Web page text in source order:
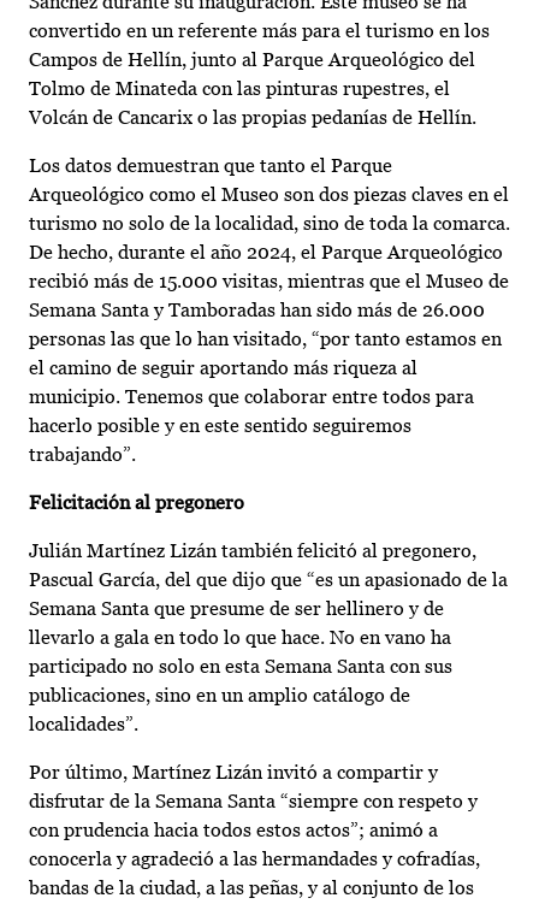
convertido en un referente más para el turismo en los
Campos de Hellín, junto al Parque Arqueológico del
Tolmo de Minateda con las pinturas rupestres, el
Volcán de Cancarix o las propias pedanías de Hellín.
Los datos demuestran que tanto el Parque
Arqueológico como el Museo son dos piezas claves en el
turismo no solo de la localidad, sino de toda la comarca.
De hecho, durante el año 2024, el Parque Arqueológico
recibió más de 15.000 visitas, mientras que el Museo de
Semana Santa y Tamboradas han sido más de 26.000
personas las que lo han visitado, “por tanto estamos en
el camino de seguir aportando más riqueza al
municipio. Tenemos que colaborar entre todos para
hacerlo posible y en este sentido seguiremos
trabajando”.
Felicitación al pregonero
Julián Martínez Lizán también felicitó al pregonero,
Pascual García, del que dijo que “es un apasionado de la
Semana Santa que presume de ser hellinero y de
llevarlo a gala en todo lo que hace. No en vano ha
participado no solo en esta Semana Santa con sus
publicaciones, sino en un amplio catálogo de
localidades”.
Por último, Martínez Lizán invitó a compartir y
disfrutar de la Semana Santa “siempre con respeto y
con prudencia hacia todos estos actos”; animó a
conocerla y agradeció a las hermandades y cofradías,
bandas de la ciudad, a las peñas, y al conjunto de los